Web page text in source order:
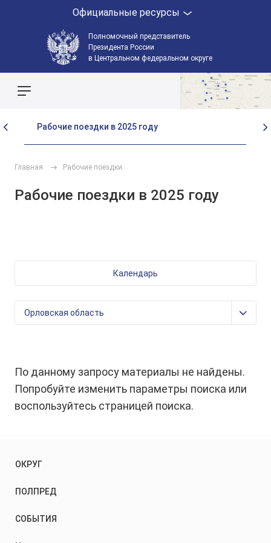
Полномочный представитель
Президента России
в Центральном федеральном округе
Официальные ресурсы
Рабочие поездки в 2025 году
Главная Рабочие поездки
Рабочие поездки в 2025 году
По данному запросу материалы не найдены.
Попробуйте изменить параметры поиска или
воспользуйтесь страницей поиска.
Календарь
ОКРУГ
ПОЛПРЕД
СОБЫТИЯ